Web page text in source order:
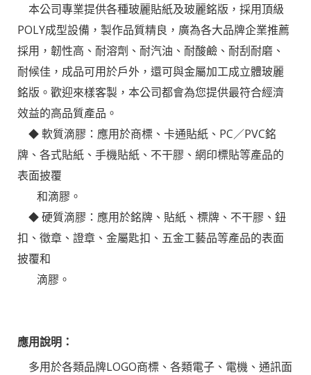
本公司專業提供各種玻麗貼紙及玻麗銘版，採用頂級
POLY成型設備，製作品質精良，廣為各大品牌企業推薦
採用，韌性高、耐溶劑、耐汽油、耐酸鹼、耐刮耐磨、
耐候佳，成品可用於戶外，還可與金屬加工成立體玻麗
銘版。歡迎來樣客製，本公司都會為您提供最符合經濟
效益的高品質產品。
◆ 軟質滴膠：應用於商標、卡通貼紙、PC／PVC銘
牌、各式貼紙、手機貼紙、不干膠、網印標貼等產品的
表面披覆
和滴膠。
◆ 硬質滴膠：應用於銘牌、貼紙、標牌、不干膠、鈕
扣、徵章、證章、金屬匙扣、五金工藝品等產品的表面
披覆和
滴膠。
應用說明：
多用於各類品牌LOGO商標、各類電子、電機、通訊面